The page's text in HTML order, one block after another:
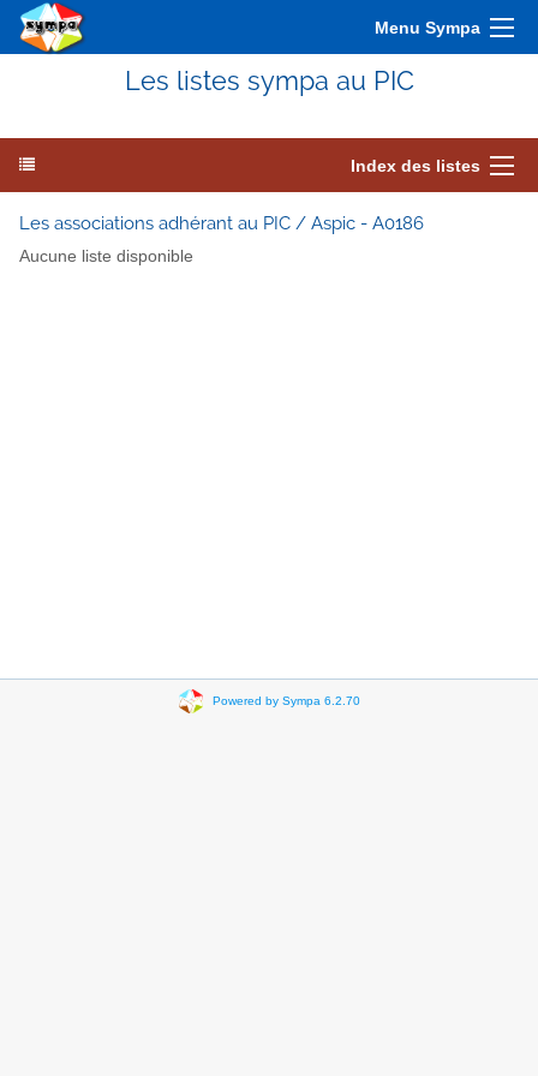
Menu Sympa
Les listes sympa au PIC
Index des listes
Les associations adhérant au PIC / Aspic - A0186
Aucune liste disponible
Powered by Sympa 6.2.70